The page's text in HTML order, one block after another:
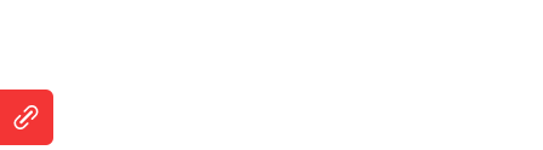
window
in new window